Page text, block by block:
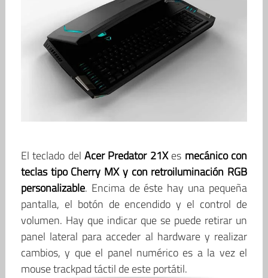
El teclado delAcer Predator 21Xes mecánico con
teclas tipo Cherry MX y con retroiluminación RGB
personalizable. Encima de éste hay una pequeña
pantalla, el botón de encendido y el control de
volumen. Hay que indicar que se puede retirar un
panel lateral para acceder al hardware y realizar
cambios, y que el panel numérico es a la vez el
mouse trackpad táctil de este portátil.